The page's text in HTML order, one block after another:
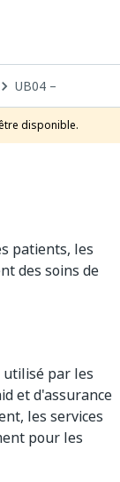
UB04 –
disponible.
patients, les
des soins de
utilisé par les
et d'assurance
les services
pour les